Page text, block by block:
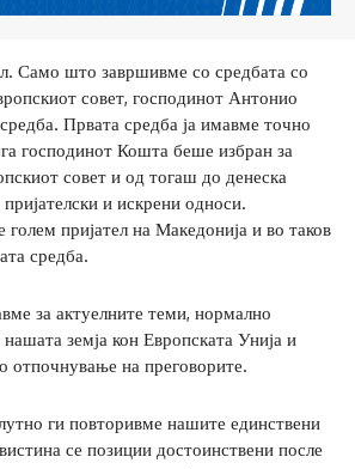
Само што завршивме со средбата со
совет, господинот Антонио
Првата средба ја имавме точно
господинот Кошта беше избран за
совет и од тогаш до денеска
и искрени односи.
пријател на Македонија и во таков
средба.
за актуелните теми, нормално
земја кон Европската Унија и
отпочнување на преговорите.
ги повторивме нашите единствени
се позиции достоинствени после